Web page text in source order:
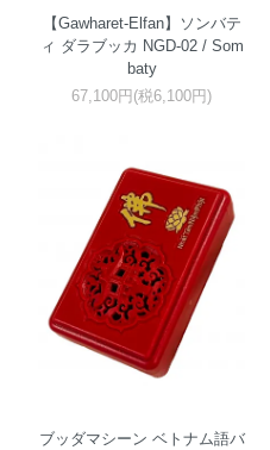
【Gawharet-Elfan】ソンバテ
ィ ダラブッカ NGD-02 / Som
baty
67,100円(税6,100円)
ブッダマシーン ベトナム語バ